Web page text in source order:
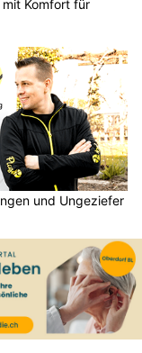
Komfort für
und Ungeziefer